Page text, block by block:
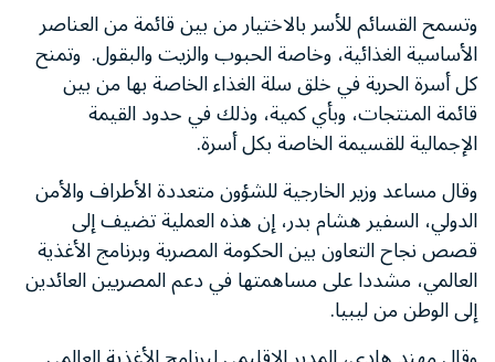
وتسمح القسائم للأسر بالاختيار من بين قائمة من العناصر
الأساسية الغذائية، وخاصة الحبوب والزيت والبقول. وتمنح
كل أسرة الحرية في خلق سلة الغذاء الخاصة بها من بين
قائمة المنتجات، وبأي كمية، وذلك في حدود القيمة
الإجمالية للقسيمة الخاصة بكل أسرة.
وقال مساعد وزير الخارجية للشؤون متعددة الأطراف والأمن
الدولي، السفير هشام بدر، إن هذه العملية تضيف إلى
قصص نجاح التعاون بين الحكومة المصرية وبرنامج الأغذية
العالمي، مشددا على مساهمتها في دعم المصريين العائدين
إلى الوطن من ليبيا.